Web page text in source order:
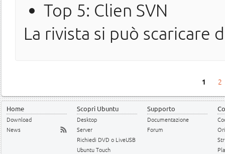
Top 5: Clien SVN
La rivista si può scaricare
1 2
Home
Download
News
Scopri Ubuntu
Desktop
Server
Richiedi DVD o LiveUSB
Ubuntu Touch
Supporto
Documentazione
Forum